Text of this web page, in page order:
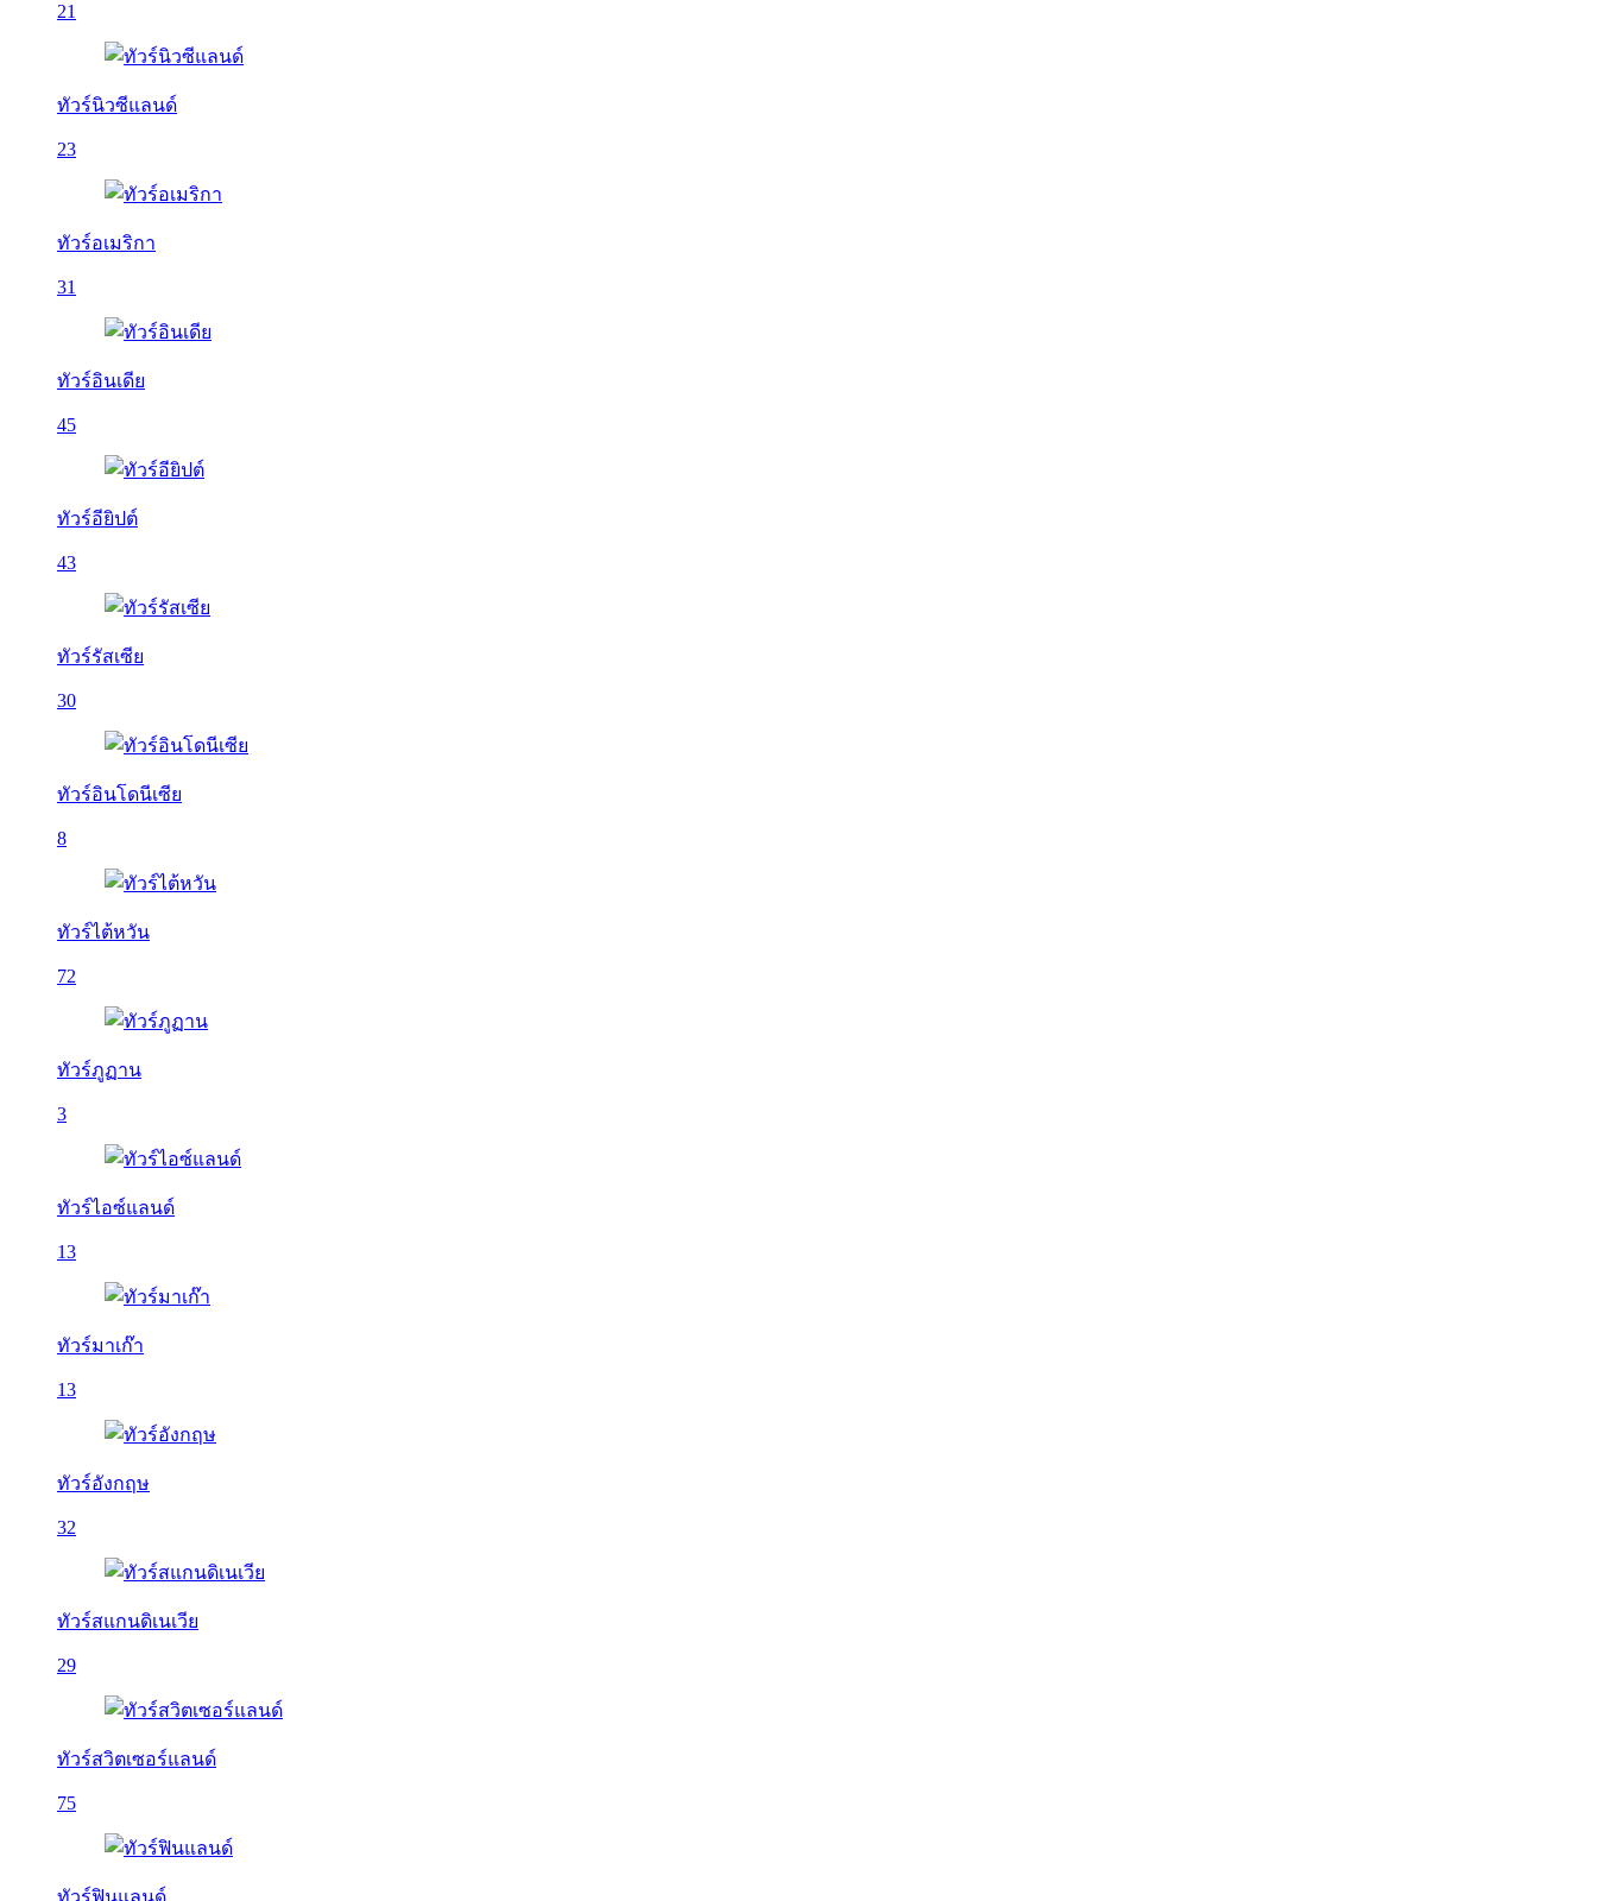
21
ทัวร์นิวซีแลนด์
23
ทัวร์อเมริกา
31
ทัวร์อินเดีย
45
ทัวร์อียิปต์
43
ทัวร์รัสเซีย
30
ทัวร์อินโดนีเซีย
8
ทัวร์ไต้หวัน
72
ทัวร์ภูฏาน
3
ทัวร์ไอซ์แลนด์
13
ทัวร์มาเก๊า
13
ทัวร์อังกฤษ
32
ทัวร์สแกนดิเนเวีย
29
ทัวร์สวิตเซอร์แลนด์
75
ทัวร์ฟินแลนด์